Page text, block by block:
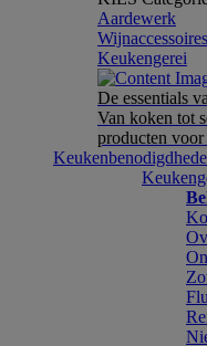
Aardewerk
Wijnaccessoires
Keukengerei
De essentials
Van koken tot
producten